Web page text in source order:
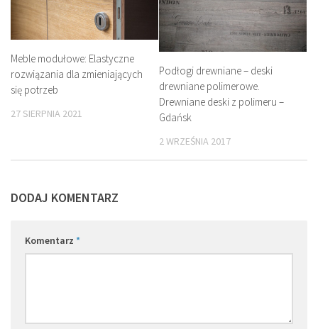
Meble modułowe: Elastyczne
rozwiązania dla zmieniających
się potrzeb
27 SIERPNIA 2021
Podłogi drewniane – deski
drewniane polimerowe.
Drewniane deski z polimeru –
Gdańsk
2 WRZEŚNIA 2017
DODAJ KOMENTARZ
Komentarz *